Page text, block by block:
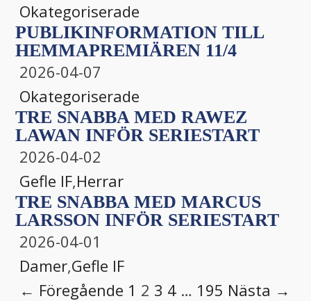
Okategoriserade
PUBLIKINFORMATION TILL
HEMMAPREMIÄREN 11/4
2026-04-07
Okategoriserade
TRE SNABBA MED RAWEZ
LAWAN INFÖR SERIESTART
2026-04-02
Gefle IF,Herrar
TRE SNABBA MED MARCUS
LARSSON INFÖR SERIESTART
2026-04-01
Damer,Gefle IF
← Föregående 1 2 3 4 … 195 Nästa →